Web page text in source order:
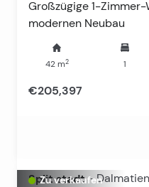
Großzügige 1-Zimmer-
modernen Neubau
42m2 1
€205,397
Zu verkaufen
Split stadt -